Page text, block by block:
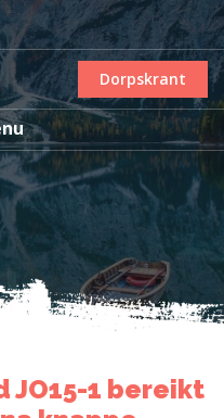
Dorpskrant
1 bereikt